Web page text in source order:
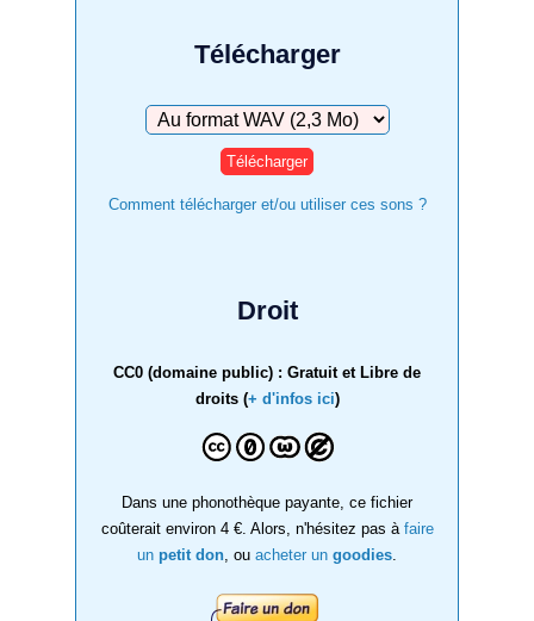
Télécharger
Télécharger
Comment télécharger et/ou utiliser ces sons ?
Droit
CC0 (domaine public) : Gratuit et Libre de
droits (+ d'infos ici)
Dans une phonothèque payante, ce fichier
coûterait environ 4 €. Alors, n'hésitez pas à faire
un petit don , ou acheter un goodies